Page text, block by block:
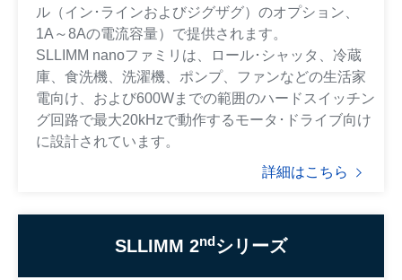
ル（イン･ラインおよびジグザグ）のオプション、
1A～8Aの電流容量）で提供されます。
SLLIMM nanoファミリは、ロール･シャッタ、冷蔵
庫、食洗機、洗濯機、ポンプ、ファンなどの生活家
電向け、および600Wまでの範囲のハードスイッチン
グ回路で最大20kHzで動作するモータ･ドライブ向け
に設計されています。
詳細はこちら
SLLIMM 2ndシリーズ